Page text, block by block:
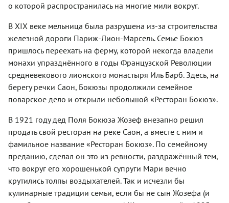
о которой распространилась на многие мили вокруг.
В XIX веке мельница была разрушена из-за строительства
железной дороги Париж-Лион-Марсель. Семье Бокюз
пришлось переехать на ферму, которой некогда владели
монахи упразднённого в годы Французской Революции
средневекового лионского монастыря Иль Барб. Здесь, на
берегу речки Саон, Бокюзы продолжили семейное
поварское дело и открыли небольшой «Ресторан Бокюз».
В 1921 году дед Поля Бокюза Жозеф внезапно решил
продать свой ресторан на реке Саон, а вместе с ним и
фамильное название «Ресторан Бокюз». По семейному
преданию, сделал он это из ревности, раздражённый тем,
что вокруг его хорошенькой супруги Мари вечно
крутились толпы воздыхателей. Так и исчезли бы
кулинарные традиции семьи, если бы не сын Жозефа (и